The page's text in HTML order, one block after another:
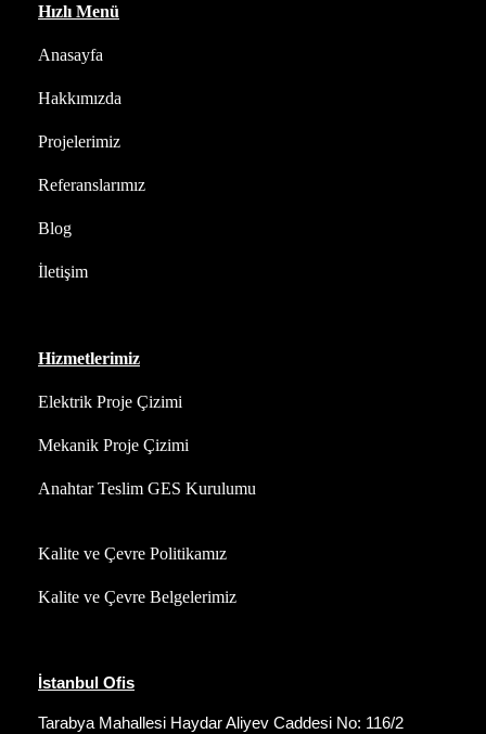
Hızlı Menü
Anasayfa
Hakkımızda
Projelerimiz
Referanslarımız
Blog
İletişim
Hizmetlerimiz
Elektrik Proje Çizimi
Mekanik Proje Çizimi
Anahtar Teslim GES Kurulumu
Kalite ve Çevre Politikamız
Kalite ve Çevre Belgelerimiz
İstanbul Ofis
Tarabya Mahallesi Haydar Aliyev Caddesi No: 116/2